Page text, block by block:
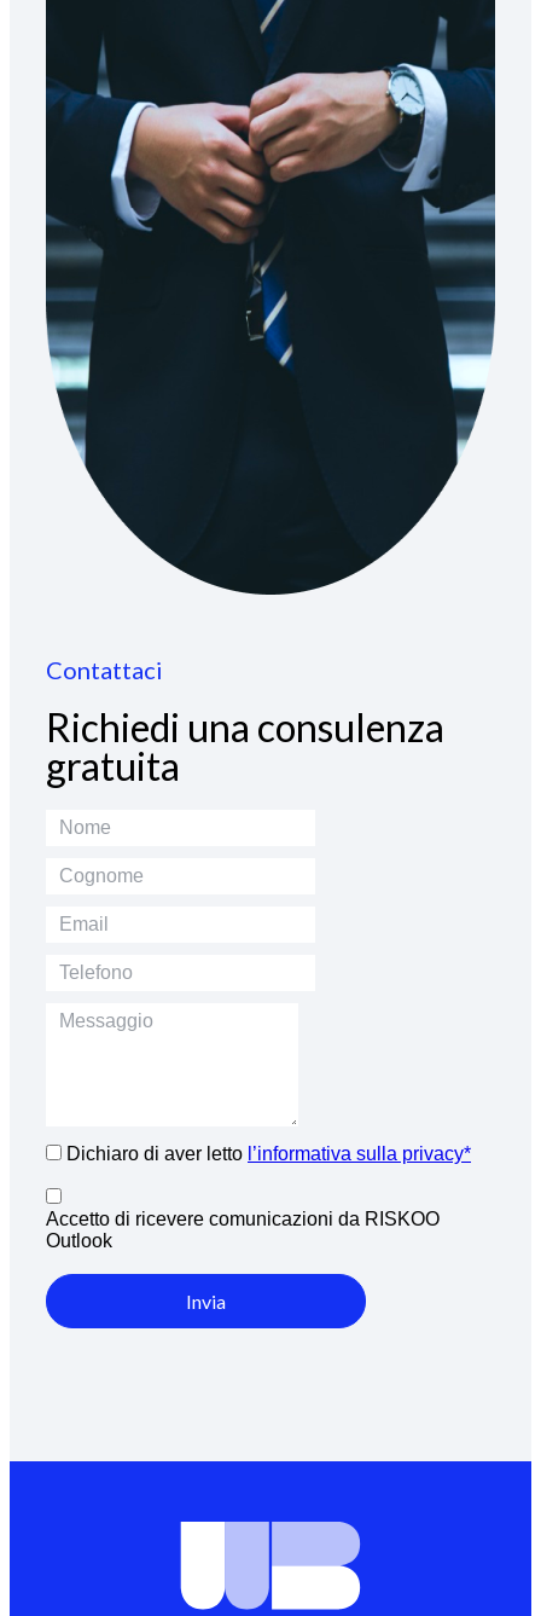
Contattaci
Richiedi una consulenza
gratuita
Dichiaro di aver letto l’informativa sulla privacy*
Accetto di ricevere comunicazioni da RISKOO
Outlook
Invia